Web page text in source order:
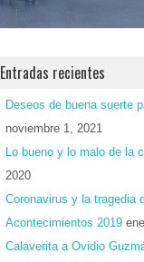
Entradas recientes
Deseos de buena suerte
noviembre 1, 2021
Lo bueno y lo malo de la
2020
Coronavirus y la tragedia
Acontecimientos 2019
Calaverita a Ovidio